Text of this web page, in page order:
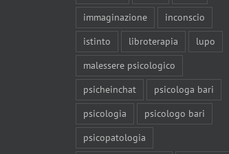
immaginazione
inconscio
istinto
libroterapia
lupo
malessere psicologico
psicheinchat
psicologa bari
psicologia
psicologo bari
psicopatologia